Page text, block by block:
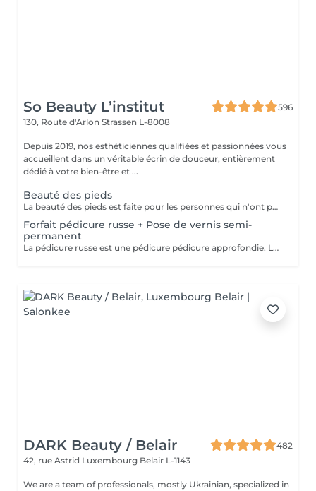
So Beauty L’institut
596
130, Route d'Arlon Strassen L-8008
Depuis 2019, nos esthéticiennes qualifiées et passionnées vous
accueillent dans un véritable écrin de douceur, entièrement
dédié à votre bien-être et ...
Beauté des pieds
La beauté des pieds est faite pour les personnes qui n'ont pas de problème particulier au niveau de leur pieds. Elle comprend la pousse des cuticules, la coupe des ongles et le limage, léger ponçage de la plaque de l'ongle, et rape de la plante du pied. Pose de vernis transparent et application de crème inclues.
Forfait pédicure russe + Pose de vernis semi-
permanent
La pédicure russe est une pédicure pédicure approfondie. La durée de votre vernis permanent va durer 1 semaine de plus.
DARK Beauty / Belair
482
42, rue Astrid Luxembourg Belair L-1143
We are a team of professionals, mostly Ukrainian, specialized in